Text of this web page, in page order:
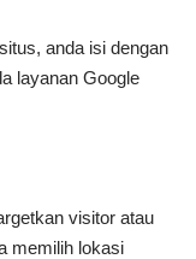
anda isi dengan
layanan Google
visitor atau
memilih lokasi